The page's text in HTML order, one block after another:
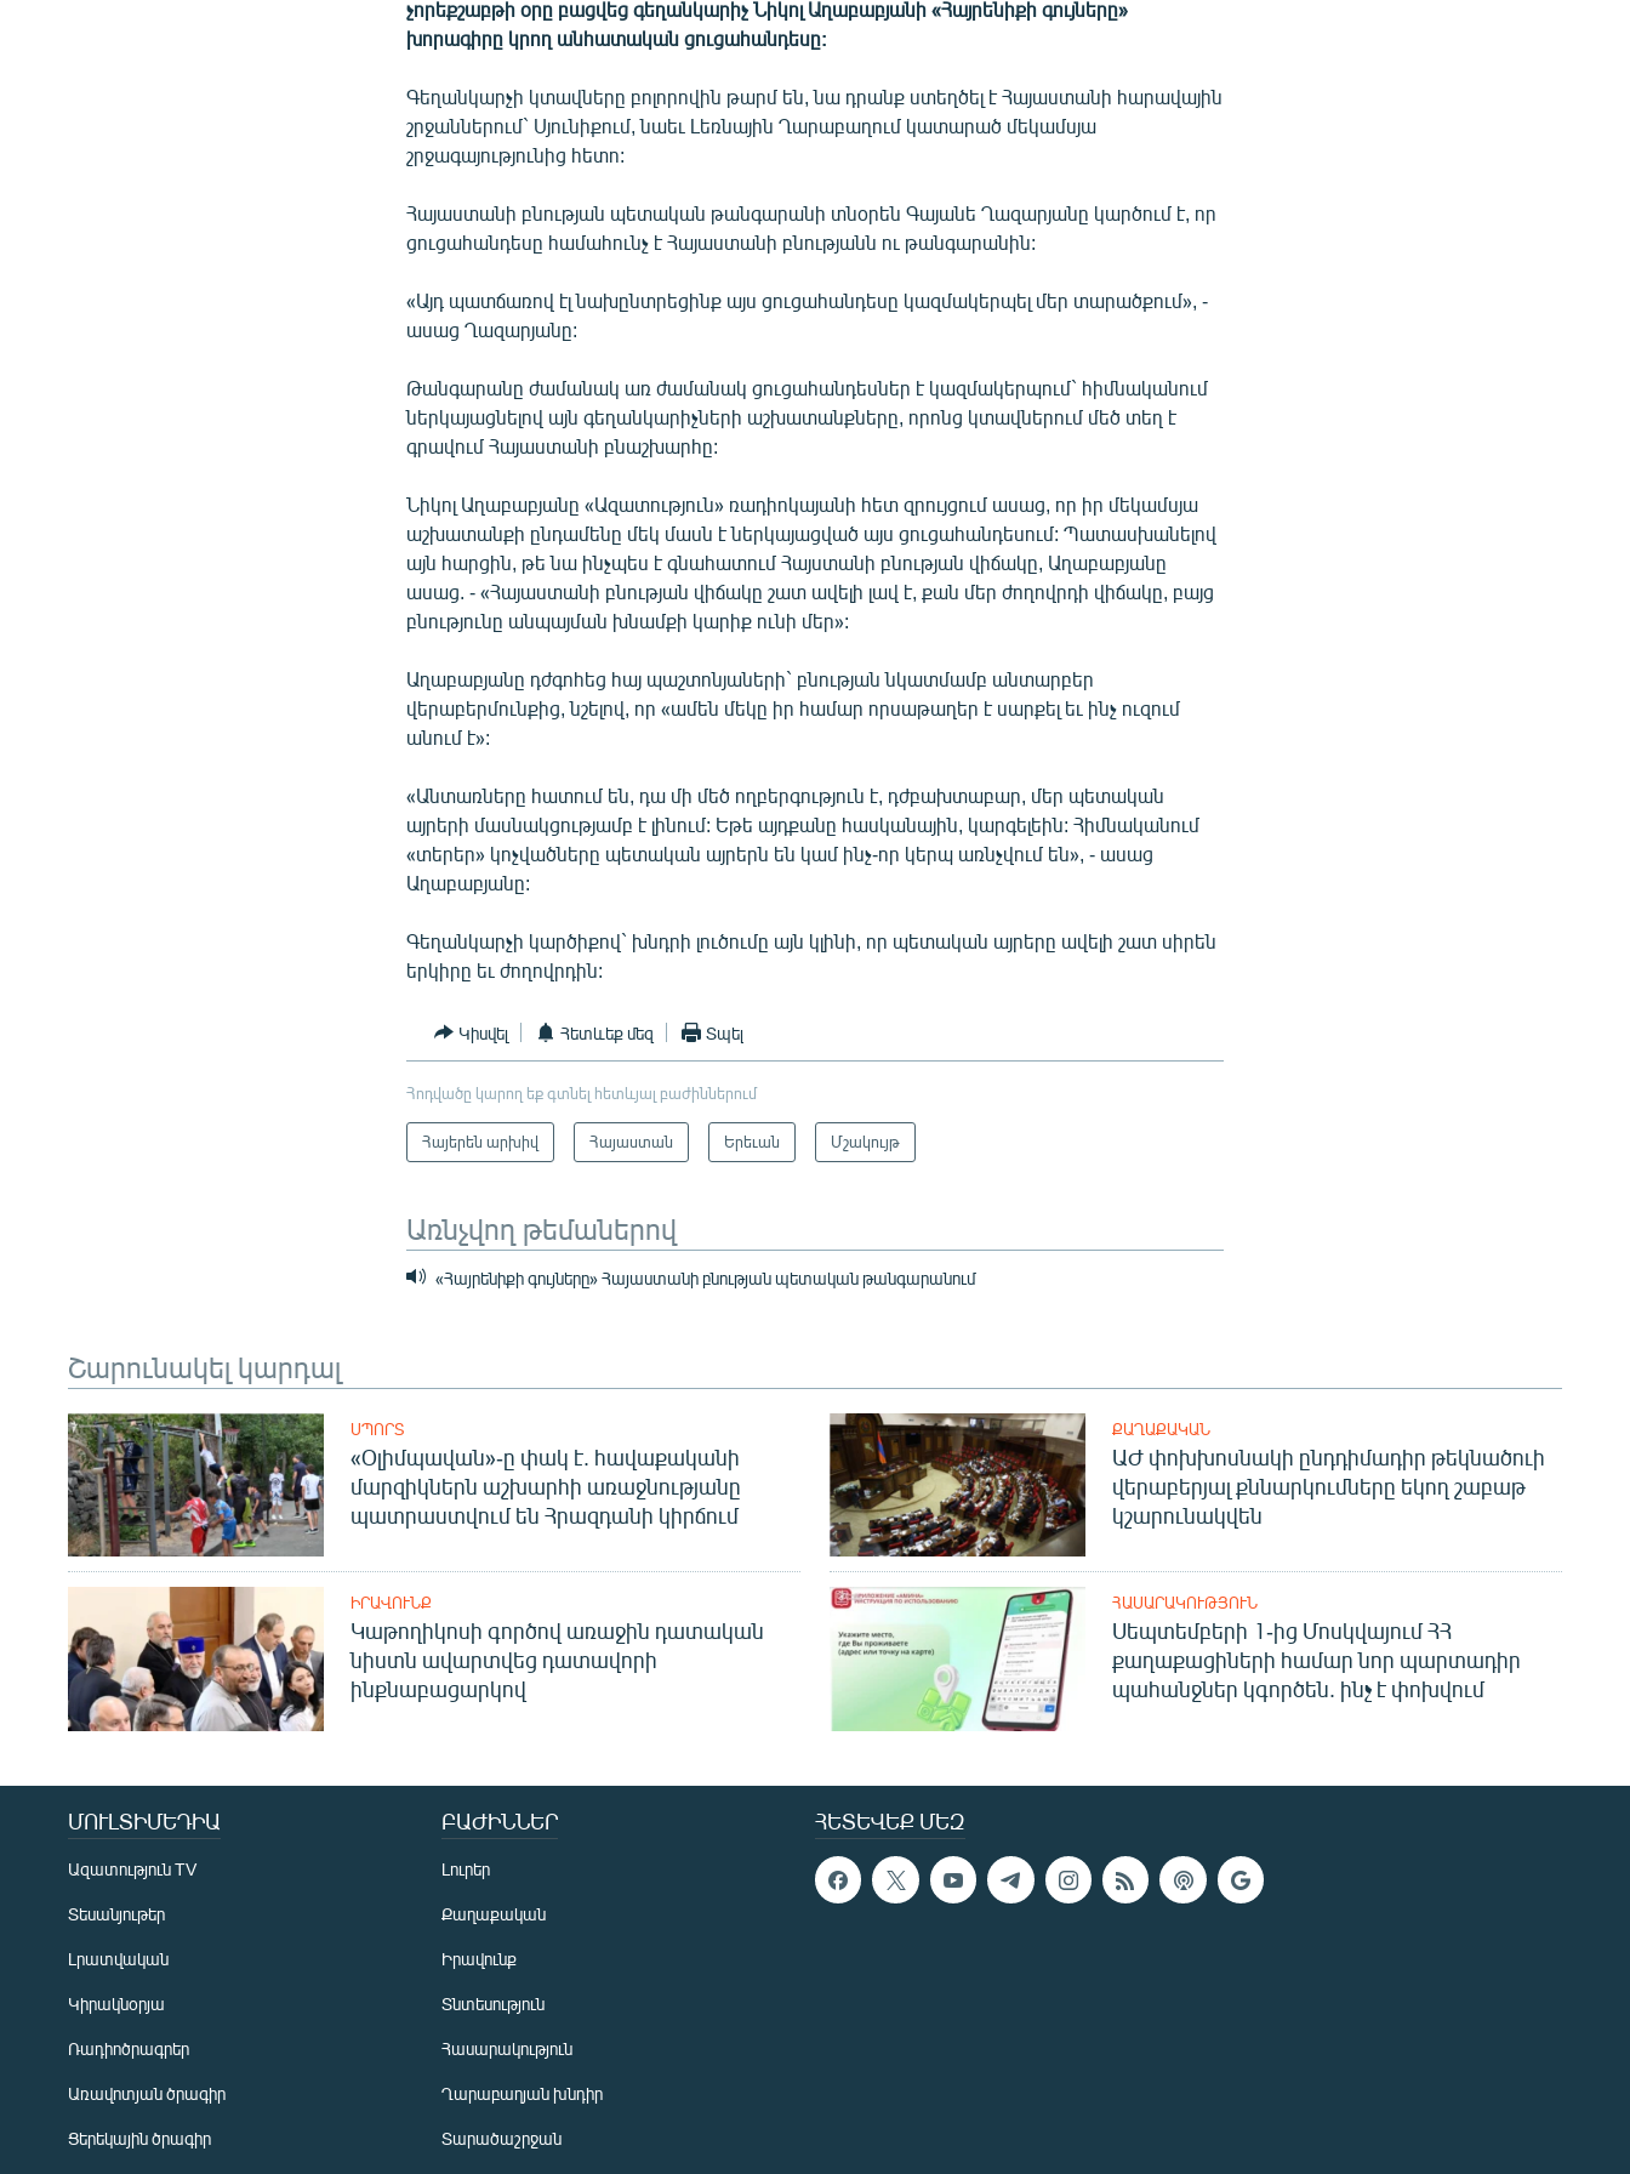
չորեքշաբթի օրը բացվեց գեղանկարիչ Նիկոլ Աղաբաբյանի «Հայրենիքի գույները»
խորագիրը կրող անհատական ցուցահանդեսը:
Գեղանկարչի կտավները բոլորովին թարմ են, նա դրանք ստեղծել է Հայաստանի հարավային
շրջաններում` Սյունիքում, նաեւ Լեռնային Ղարաբաղում կատարած մեկամսյա
շրջագայությունից հետո:
Հայաստանի բնության պետական թանգարանի տնօրեն Գայանե Ղազարյանը կարծում է, որ
ցուցահանդեսը համահունչ է Հայաստանի բնությանն ու թանգարանին:
«Այդ պատճառով էլ նախընտրեցինք այս ցուցահանդեսը կազմակերպել մեր տարածքում», -
ասաց Ղազարյանը:
Թանգարանը ժամանակ առ ժամանակ ցուցահանդեսներ է կազմակերպում` հիմնականում
ներկայացնելով այն գեղանկարիչների աշխատանքները, որոնց կտավներում մեծ տեղ է
գրավում Հայաստանի բնաշխարհը:
Նիկոլ Աղաբաբյանը «Ազատություն» ռադիոկայանի հետ զրույցում ասաց, որ իր մեկամսյա
աշխատանքի ընդամենը մեկ մասն է ներկայացված այս ցուցահանդեսում: Պատասխանելով
այն հարցին, թե նա ինչպես է գնահատում Հայստանի բնության վիճակը, Աղաբաբյանը
ասաց. - «Հայաստանի բնության վիճակը շատ ավելի լավ է, քան մեր ժողովրդի վիճակը, բայց
բնությունը անպայման խնամքի կարիք ունի մեր»:
Աղաբաբյանը դժգոհեց հայ պաշտոնյաների` բնության նկատմամբ անտարբեր
վերաբերմունքից, նշելով, որ «ամեն մեկը իր համար որսաթաղեր է սարքել եւ ինչ ուզում
անում է»:
«Անտառները հատում են, դա մի մեծ ողբերգություն է, դժբախտաբար, մեր պետական
այրերի մասնակցությամբ է լինում: Եթե այդքանը հասկանային, կարգելեին: Հիմնականում
«տերեր» կոչվածները պետական այրերն են կամ ինչ-որ կերպ առնչվում են», - ասաց
Աղաբաբյանը:
Գեղանկարչի կարծիքով` խնդրի լուծումը այն կլինի, որ պետական այրերը ավելի շատ սիրեն
երկիրը եւ ժողովրդին:
Կիսվել Հետևեք մեզ Տպել
Հոդվածը կարող եք գտնել հետևյալ բաժիններում
Հայերեն արխիվ Հայաստան Երեւան Մշակույթ
Առնչվող թեմաներով
«Հայրենիքի գույները» Հայաստանի բնության պետական թանգարանում
Շարունակել կարդալ
ՍՊՈՐՏ
«Օլիմպավան»-ը փակ է. հավաքականի
մարզիկներն աշխարհի առաջնությանը
պատրաստվում են Հրազդանի կիրճում
ՔԱՂԱՔԱԿԱՆ
ԱԺ փոխխոսնակի ընդդիմադիր թեկնածուի
վերաբերյալ քննարկումները եկող շաբաթ
կշարունակվեն
ԻՐԱՎՈՒՆՔ
Կաթողիկոսի գործով առաջին դատական
նիստն ավարտվեց դատավորի
ինքնաբացարկով
ՀԱՍԱՐԱԿՈՒԹՅՈՒՆ
Սեպտեմբերի 1-ից Մոսկվայում ՀՀ
քաղաքացիների համար նոր պարտադիր
պահանջներ կգործեն. ինչ է փոխվում
ՀԵՏԵՎԵՔ ՄԵԶ
ՄՈՒԼՏԻՄԵԴԻԱ
Ազատություն TV
Տեսանյութեր
Լրատվական
Կիրակնօրյա
Ռադիոծրագրեր
Առավոտյան ծրագիր
Ցերեկային ծրագիր
ԲԱԺԻՆՆԵՐ
Լուրեր
Քաղաքական
Իրավունք
Տնտեսություն
Հասարակություն
Ղարաբաղյան խնդիր
Տարածաշրջան